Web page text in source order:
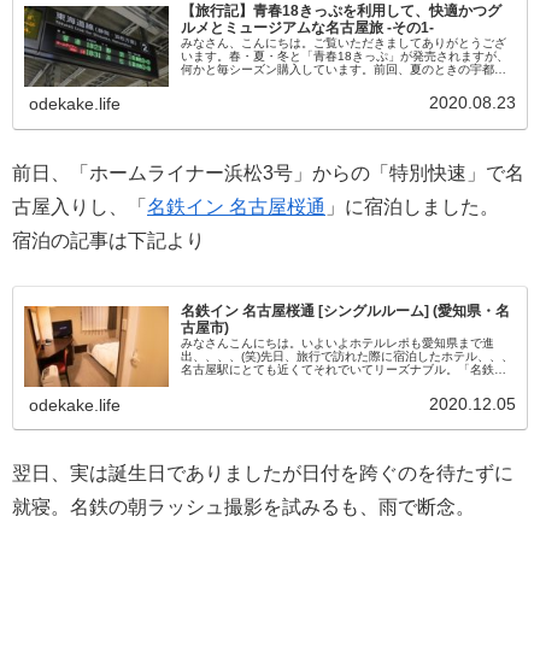
【旅行記】青春18きっぷを利用して、快適かつグ
ルメとミュージアムな名古屋旅 -その1-
みなさん、こんにちは。ご覧いただきましてありがとうござ
います。春・夏・冬と「青春18きっぷ」が発売されますが、
何かと毎シーズン購入しています。前回、夏のときの宇都
odekake.life 2020.08.23
前日、「ホームライナー浜松3号」からの「特別快速」で名
古屋入りし、「 名鉄イン 名古屋桜通 」に宿泊しました。
宿泊の記事は下記より
名鉄イン 名古屋桜通 [シングルルーム] (愛知県・名
古屋市)
みなさんこんにちは。いよいよホテルレポも愛知県まで進
出、、、、(笑)先日、旅行で訪れた際に宿泊したホテル、、、
名古屋駅にとても近くてそれでいてリーズナブル。「名鉄イ
odekake.life 2020.12.05
翌日、実は誕生日でありましたが日付を跨ぐのを待たずに
就寝。名鉄の朝ラッシュ撮影を試みるも、雨で断念。